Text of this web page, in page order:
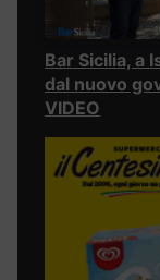
Bar Sicilia, a
dal nuovo
VIDEO